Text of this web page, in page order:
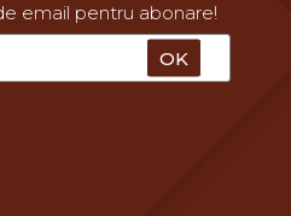
email pentru abonare!
OK